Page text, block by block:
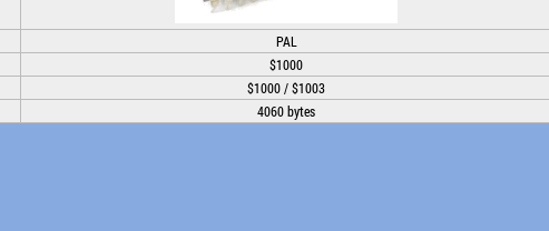
PAL
$1000
$1000 / $1003
4060 bytes